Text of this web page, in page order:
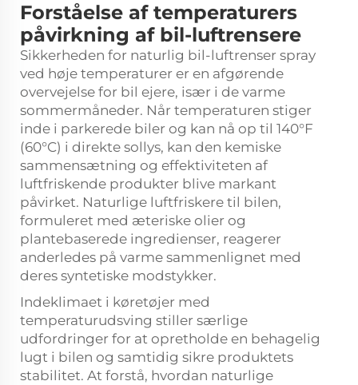
Forståelse af temperaturers
påvirkning af bil-luftrensere
Sikkerheden for naturlig bil-luftrenser spray
ved høje temperaturer er en afgørende
overvejelse for bil ejere, især i de varme
sommermåneder. Når temperaturen stiger
inde i parkerede biler og kan nå op til 140°F
(60°C) i direkte sollys, kan den kemiske
sammensætning og effektiviteten af
luftfriskende produkter blive markant
påvirket. Naturlige luftfriskere til bilen,
formuleret med æteriske olier og
plantebaserede ingredienser, reagerer
anderledes på varme sammenlignet med
deres syntetiske modstykker.
Indeklimaet i køretøjer med
temperaturudsving stiller særlige
udfordringer for at opretholde en behagelig
lugt i bilen og samtidig sikre produktets
stabilitet. At forstå, hvordan naturlige